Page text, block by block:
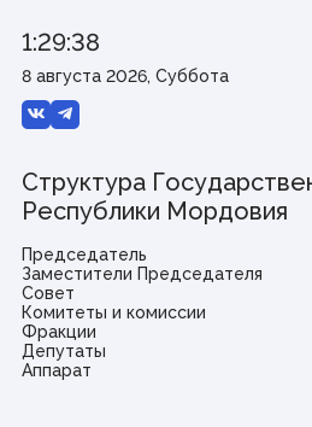
1:29:38
8 августа 2026, Суббота
Структура
Республики Мордовия
Председатель
Заместители Председателя
Совет
Комитеты и комиссии
Фракции
Депутаты
Аппарат